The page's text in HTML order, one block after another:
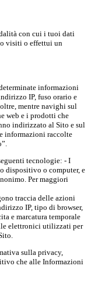
con cui i tuoi dati
visiti o effettui un
informazioni
IP, fuso orario e
mentre navighi sul
web e i prodotti che
indirizzato al Sito e sul
informazioni raccolte
tecnologie: - I
dispositivo o computer, e
Per maggiori
traccia delle azioni
IP, tipo di browser,
e marcatura temporale
elettronici utilizzati per
sulla privacy,
che alle Informazioni